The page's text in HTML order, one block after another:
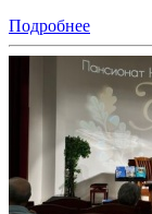
Подробнее